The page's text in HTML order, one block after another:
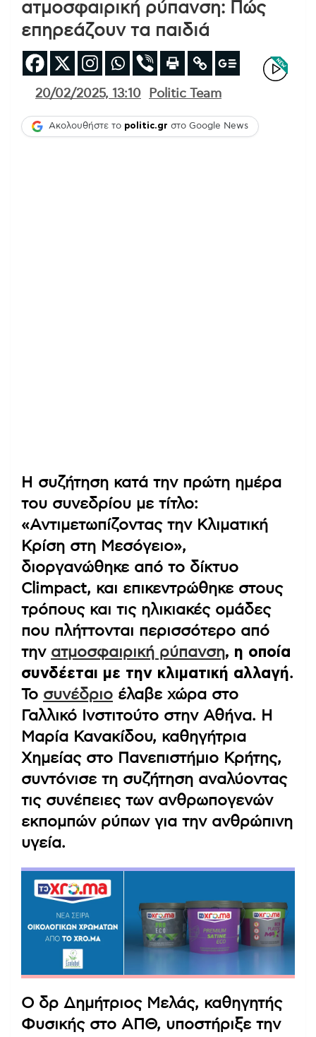
ατμοσφαιρική ρύπανση: Πώς
επηρεάζουν τα παιδιά
20/02/2025, 13:10 Politic Team
Ακολουθήστε το politic.gr στο Google News
Η συζήτηση κατά την πρώτη ημέρα
του συνεδρίου με τίτλο:
«Αντιμετωπίζοντας την Κλιματική
Κρίση στη Μεσόγειο»,
διοργανώθηκε από το δίκτυο
Climpact, και επικεντρώθηκε στους
τρόπους και τις ηλικιακές ομάδες
που πλήττονται περισσότερο από
την ατμοσφαιρική ρύπανση, η οποία
συνδέεται με την κλιματική αλλαγή.
Το συνέδριο έλαβε χώρα στο
Γαλλικό Ινστιτούτο στην Αθήνα. Η
Μαρία Κανακίδου, καθηγήτρια
Χημείας στο Πανεπιστήμιο Κρήτης,
συντόνισε τη συζήτηση αναλύοντας
τις συνέπειες των ανθρωπογενών
εκπομπών ρύπων για την ανθρώπινη
υγεία.
Ο δρ Δημήτριος Μελάς, καθηγητής
Φυσικής στο ΑΠΘ, υποστήριξε την